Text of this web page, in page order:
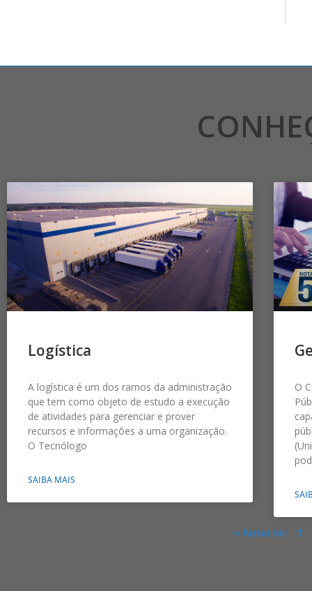
Logística
A logística é um dos ramos da administração
que tem como objeto de estudo a execução
de atividades para gerenciar e prover
recursos e informações a uma organização.
O Tecnólogo
SAIBA MAIS
O
« Anterior 1